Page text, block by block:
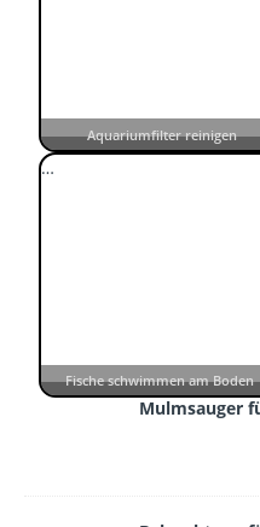
Aquariumfilter reinigen
Fische schwimmen am Boden
…
Mulmsauger